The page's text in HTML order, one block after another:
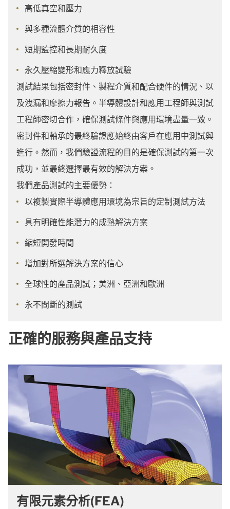
高低真空和壓力
與多種流體介質的相容性
短期監控和長期耐久度
永久壓縮變形和應力釋放試驗
測試結果包括密封件、製程介質和配合硬件的情況、以
及洩漏和摩擦力報告。半導體設計和應用工程師與測試
工程師密切合作，確保測試條件與應用環境盡量一致。
密封件和軸承的最終驗證應始終由客戶在應用中測試與
進行。然而，我們驗證流程的目的是確保測試的第一次
成功，並最終選擇最有效的解決方案。
我們產品測試的主要優勢：
以複製實際半導體應用環境為宗旨的定制測試方法
具有明確性能潛力的成熟解決方案
縮短開發時間
增加對所選解決方案的信心
全球性的產品測試；美洲、亞洲和歐洲
永不間斷的測試
正確的服務與產品支持
有限元素分析(FEA)